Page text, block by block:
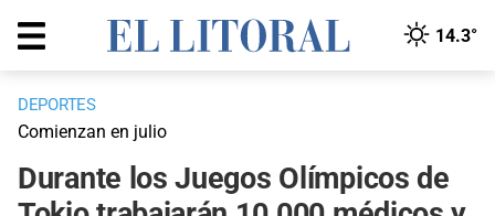
14.3°
DEPORTES
Comienzan en julio
Durante los Juegos Olímpicos de